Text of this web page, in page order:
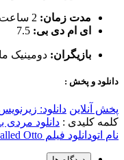
مدت زمان: 2 ساعت و 6 دقیقه
ای ام دی بی: 7.5
بازیگران: دومینیک
دانلود و پخش :
پخش آنلاین دانلود:
کلمه کلیدی : دانلود مردی
نام اتودانلود فیلم A Man Called Otto